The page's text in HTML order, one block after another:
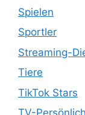
Spielen
Sportler
Streaming-
Tiere
TikTok Stars